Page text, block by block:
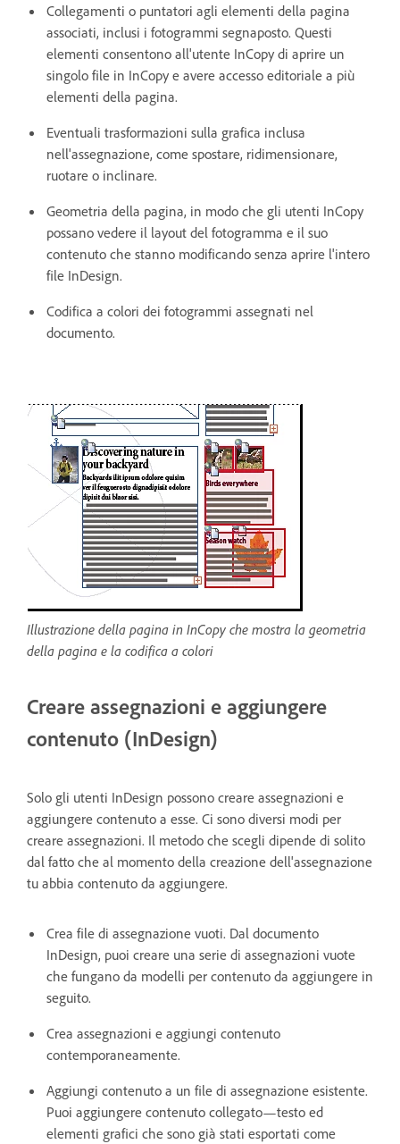
Collegamenti o puntatori agli elementi della pagina
associati, inclusi i fotogrammi segnaposto. Questi
elementi consentono all'utente InCopy di aprire un
singolo file in InCopy e avere accesso editoriale a più
elementi della pagina.
Eventuali trasformazioni sulla grafica inclusa
nell'assegnazione, come spostare, ridimensionare,
ruotare o inclinare.
Geometria della pagina, in modo che gli utenti InCopy
possano vedere il layout del fotogramma e il suo
contenuto che stanno modificando senza aprire l'intero
file InDesign.
Codifica a colori dei fotogrammi assegnati nel
documento.
Illustrazione della pagina in InCopy che mostra la geometria
della pagina e la codifica a colori
Creare assegnazioni e aggiungere
contenuto (InDesign)
Solo gli utenti InDesign possono creare assegnazioni e
aggiungere contenuto a esse. Ci sono diversi modi per
creare assegnazioni. Il metodo che scegli dipende di solito
dal fatto che al momento della creazione dell'assegnazione
tu abbia contenuto da aggiungere.
Crea file di assegnazione vuoti. Dal documento
InDesign, puoi creare una serie di assegnazioni vuote
che fungano da modelli per contenuto da aggiungere in
seguito.
Crea assegnazioni e aggiungi contenuto
contemporaneamente.
Aggiungi contenuto a un file di assegnazione esistente.
Puoi aggiungere contenuto collegato—testo ed
elementi grafici che sono già stati esportati come